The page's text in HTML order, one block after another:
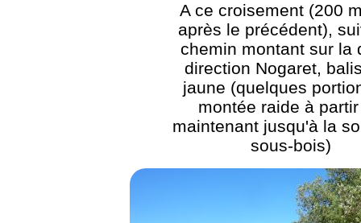
A ce croisement (200
après le précédent),
chemin montant sur la
direction Nogaret,
jaune (quelques
montée raide à
maintenant jusqu'à la
sous-bois)